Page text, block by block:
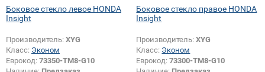
Боковое стекло левое HONDA
Insight
Производитель: XYG
Класс: Эконом
Еврокод: 73350-TM8-G10
Боковое стекло правое HONDA
Insight
Производитель:XYG
Класс: Эконом
Еврокод:73300-TM8-G10